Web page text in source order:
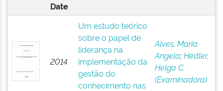
Date
2014
Um estudo teórico
sobre o papel de
liderança na
implementação da
gestão do
conhecimento nas
Alves, Maria
Angela;Hedler,
Helga C.
(Examinadora)